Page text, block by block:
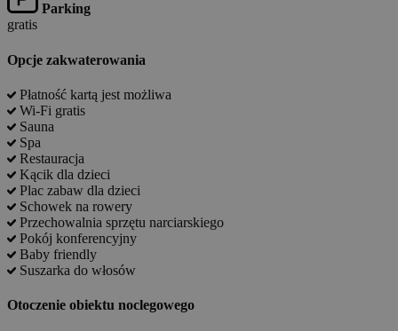
Parking
gratis
Opcje zakwaterowania
Płatność kartą jest możliwa
Wi-Fi gratis
Sauna
Spa
Restauracja
Kącik dla dzieci
Plac zabaw dla dzieci
Schowek na rowery
Przechowalnia sprzętu narciarskiego
Pokój konferencyjny
Baby friendly
Suszarka do włosów
Otoczenie obiektu noclegowego